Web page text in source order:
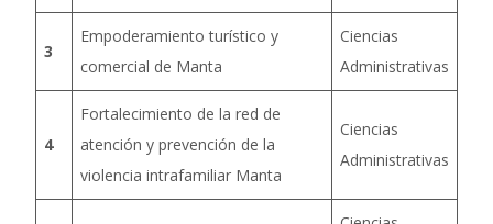
3
Empoderamiento turístico y
comercial de Manta
Ciencias
Administrativas
4
Fortalecimiento de la red de
atención y prevención de la
violencia intrafamiliar Manta
Ciencias
Administrativas